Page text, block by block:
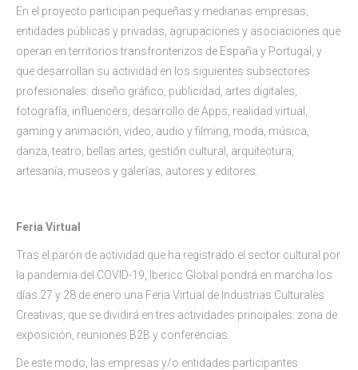
En el proyecto participan pequeñas y medianas empresas;
entidades públicas y privadas, agrupaciones y asociaciones que
operan en territorios transfronterizos de España y Portugal, y
que desarrollan su actividad en los siguientes subsectores
profesionales: diseño gráfico, publicidad, artes digitales,
fotografía, influencers, desarrollo de Apps, realidad virtual,
gaming y animación, video, audio y filming, moda, música,
danza, teatro, bellas artes, gestión cultural, arquitectura,
artesanía, museos y galerías, autores y editores.
Feria Virtual
Tras el parón de actividad que ha registrado el sector cultural por
la pandemia del COVID-19, Ibericc Global pondrá en marcha los
días 27 y 28 de enero una Feria Virtual de Industrias Culturales
Creativas, que se dividirá en tres actividades principales: zona de
exposición, reuniones B2B y conferencias.
De este modo, las empresas y/o entidades participantes